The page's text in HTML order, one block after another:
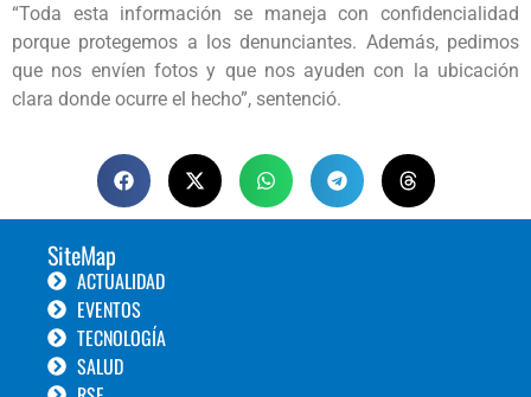
“Toda esta información se maneja con confidencialidad
porque protegemos a los denunciantes. Además, pedimos
que nos envíen fotos y que nos ayuden con la ubicación
clara donde ocurre el hecho”, sentenció.
SiteMap
ACTUALIDAD
EVENTOS
TECNOLOGÍA
SALUD